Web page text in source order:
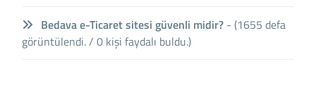
Bedava e-Ticaret sitesi güvenli midir? - (1655 defa
görüntülendi. / 0 kişi faydalı buldu.)